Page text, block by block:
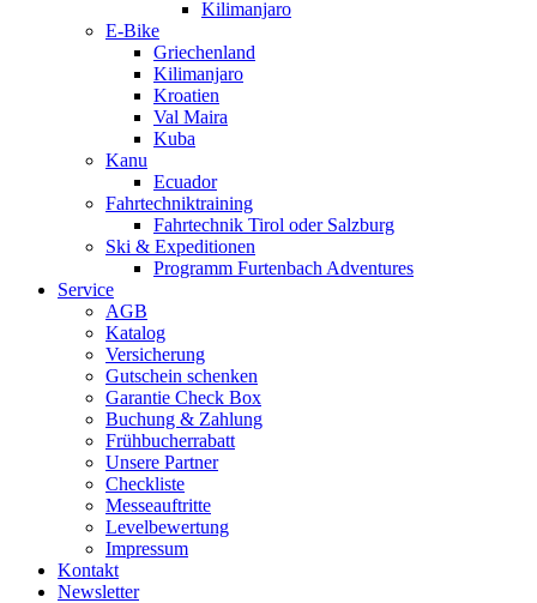
Kilimanjaro
E-Bike
Griechenland
Kilimanjaro
Kroatien
Val Maira
Kuba
Kanu
Ecuador
Fahrtechniktraining
Fahrtechnik Tirol oder Salzburg
Ski & Expeditionen
Programm Furtenbach Adventures
Service
AGB
Katalog
Versicherung
Gutschein schenken
Garantie Check Box
Buchung & Zahlung
Frühbucherrabatt
Unsere Partner
Checkliste
Messeauftritte
Levelbewertung
Impressum
Kontakt
Newsletter